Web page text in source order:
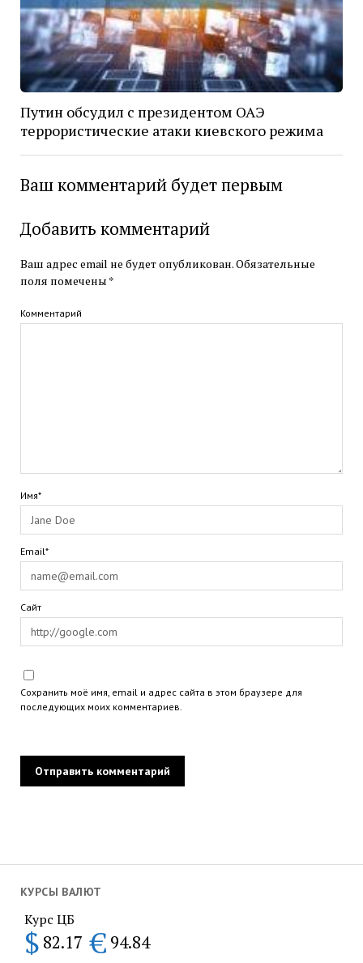
КУРСЫ ВАЛЮТ
Курс ЦБ
$ 82.17 € 94.84
Путин обсудил с президентом ОАЭ
террористические атаки киевского режима
Ваш комментарий будет первым
Добавить комментарий
Ваш адрес email не будет опубликован.Обязательные
поля помечены *
Комментарий
Имя*
Email*
Сайт
Сохранить моё имя, email и адрес сайта в этом браузере для
последующих моих комментариев.